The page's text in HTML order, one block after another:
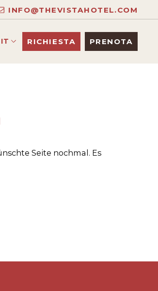
INFO@THEVISTAHOTEL.COM
IT RICHIESTA PRENOTA
Seite nochmal. Es